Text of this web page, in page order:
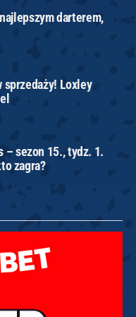
darterem,
sprzedaży! Loxley
– sezon 15., tydz. 1.
zagra?